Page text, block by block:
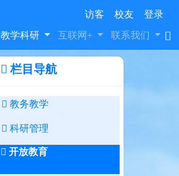
访客 校友
登录
教学科研 互联网+ 联系我们
栏目导航
教务教学
科研管理
开放教育